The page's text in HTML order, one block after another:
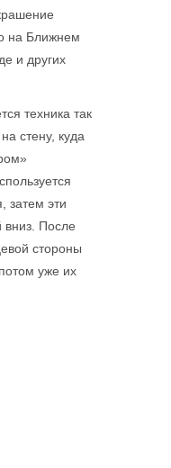
на Ближнем
и других
техника так
стену, куда
затем эти
вниз. После
стороны
уже их